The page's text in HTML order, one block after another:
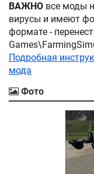
ВАЖНО все моды
вирусы и имеют
формате -
Подробная
мода
Фото